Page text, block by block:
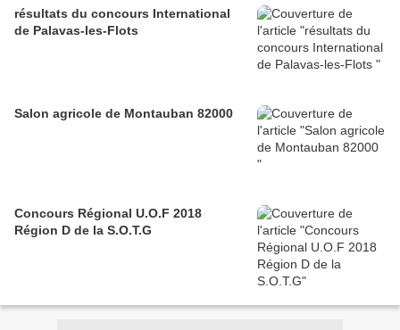
résultats du concours International
de Palavas-les-Flots
Salon agricole de Montauban 82000
Concours Régional U.O.F 2018
Région D de la S.O.T.G